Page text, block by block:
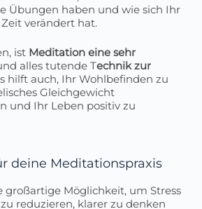
Übungen haben und wie sich Ihr
verändert hat.
ist Meditation eine sehr
alles tutende Technik zur
hilft auch, Ihr Wohlbefinden zu
Gleichgewicht
und Ihr Leben positiv zu
deine Meditationspraxis
großartige Möglichkeit, um Stress
reduzieren, klarer zu denken